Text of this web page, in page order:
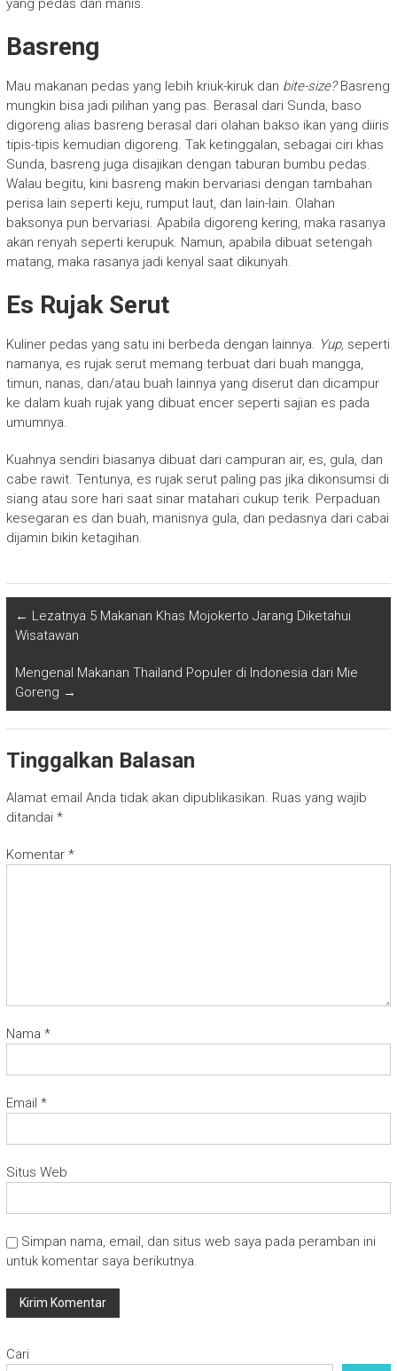
yang pedas dan manis.
Basreng
Mau makanan pedas yang lebih kriuk-kiruk dan bite-size?Basreng
mungkin bisa jadi pilihan yang pas. Berasal dari Sunda, baso
digoreng alias basreng berasal dari olahan bakso ikan yang diiris
tipis-tipis kemudian digoreng. Tak ketinggalan, sebagai ciri khas
Sunda, basreng juga disajikan dengan taburan bumbu pedas.
Walau begitu, kini basreng makin bervariasi dengan tambahan
perisa lain seperti keju, rumput laut, dan lain-lain. Olahan
baksonya pun bervariasi. Apabila digoreng kering, maka rasanya
akan renyah seperti kerupuk. Namun, apabila dibuat setengah
matang, maka rasanya jadi kenyal saat dikunyah.
Es Rujak Serut
Kuliner pedas yang satu ini berbeda dengan lainnya. Yup, seperti
namanya, es rujak serut memang terbuat dari buah mangga,
timun, nanas, dan/atau buah lainnya yang diserut dan dicampur
ke dalam kuah rujak yang dibuat encer seperti sajian es pada
umumnya.
Kuahnya sendiri biasanya dibuat dari campuran air, es, gula, dan
cabe rawit. Tentunya, es rujak serut paling pas jika dikonsumsi di
siang atau sore hari saat sinar matahari cukup terik. Perpaduan
kesegaran es dan buah, manisnya gula, dan pedasnya dari cabai
dijamin bikin ketagihan.
← Lezatnya 5 Makanan Khas Mojokerto Jarang Diketahui
Wisatawan
Mengenal Makanan Thailand Populer di Indonesia dari Mie
Goreng →
Tinggalkan Balasan
Alamat email Anda tidak akan dipublikasikan. Ruas yang wajib
ditandai *
Komentar *
Nama *
Email *
Situs Web
Simpan nama, email, dan situs web saya pada peramban ini
untuk komentar saya berikutnya.
Cari